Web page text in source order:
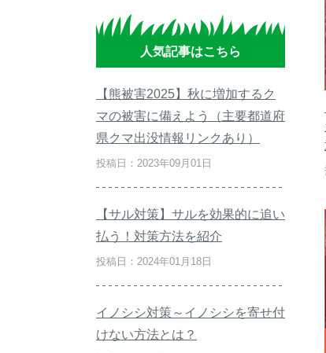
人気記事はこちら
【熊被害2025】秋に増加するク
マの被害に備えよう（主要都道府
県クマ出没情報リンクあり）
投稿日：2023年09月01日
【サル対策】サルを効果的に追い
払う！対策方法を紹介
投稿日：2024年01月18日
イノシシ対策～イノシシを寄せ付
けない方法とは？